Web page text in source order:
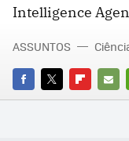
Intelligence
FACEBOOK
TWITTERFLIPBOARD
E-
ASSUNTOS